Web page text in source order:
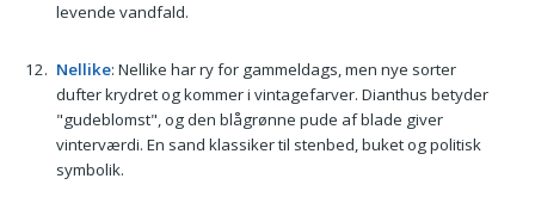
levende vandfald.
Nellike: Nellike har ry for gammeldags, men nye sorter
dufter krydret og kommer i vintagefarver. Dianthus betyder
"gudeblomst", og den blågrønne pude af blade giver
vinterværdi. En sand klassiker til stenbed, buket og politisk
symbolik.